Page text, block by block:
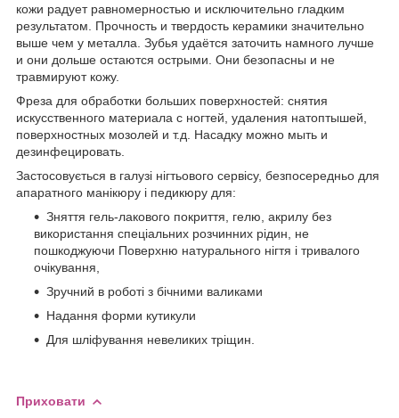
кожи радует равномерностью и исключительно гладким
результатом. Прочность и твердость керамики значительно
выше чем у металла. Зубья удаётся заточить намного лучше
и они дольше остаются острыми. Они безопасны и не
травмируют кожу.
Фреза для обработки больших поверхностей: снятия
искусственного материала с ногтей, удаления натоптышей,
поверхностных мозолей и т.д. Насадку можно мыть и
дезинфецировать.
Застосовується в галузі нігтьового сервісу, безпосередньо для
апаратного манікюру і педикюру для:
Зняття гель-лакового покриття, гелю, акрилу без
використання спеціальних розчинних рідин, не
пошкоджуючи Поверхню натурального нігтя і тривалого
очікування,
Зручний в роботі з бічними валиками
Надання форми кутикули
Для шліфування невеликих тріщин.
Приховати